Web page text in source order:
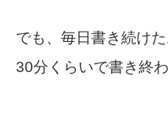
でも、毎日書き続け
30分くらいで書き終